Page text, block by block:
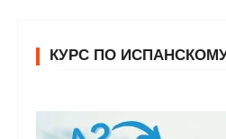
КУРС ПО